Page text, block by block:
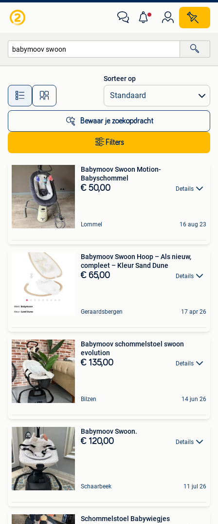
Alle afstanden…
Sorteer op
Bewaar je zoekopdracht
Filters
Babymoov Swoon Motion-
Babyschommel
€ 50,00 Details
Lommel 16 aug 23
Babymoov Swoon Hoop – Als nieuw,
compleet – Kleur Sand Dune
€ 65,00 Details
Geraardsbergen 17 apr 26
Babymoov schommelstoel swoon
evolution
€ 135,00 Details
Bilzen 14 jun 26
Babymoov Swoon.
€ 120,00 Details
Schaarbeek 11 jul 26
Schommelstoel Babywiegjes